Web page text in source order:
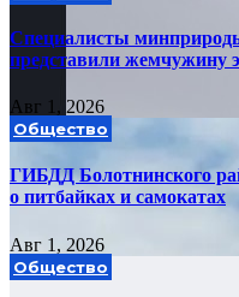
Специалисты
представили жемчужину
Авг 1, 2026
Общество
ГИБДД Болотнинского
о питбайках и самокатах
Авг 1, 2026
Общество